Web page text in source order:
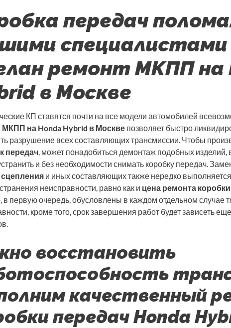
передач
ремонт МКПП на
в Москве
КП ставятся почти на все модели автомобилей
МКПП на Honda Hybrid в Москве позволяет быстро
разрушение всех составляющих трансмиссии. Чтобы
передач, может понадобиться демонтаж подобных изделий,
и без необходимости снимать коробку передач.
и иных составляющих также нередко
неисправности, равно как и цена ремонта
, в первую очередь, обусловлены в каждом отдельном случае
кроме того, срок завершения работ будет зависеть
восстановить
качественный
передач Honda